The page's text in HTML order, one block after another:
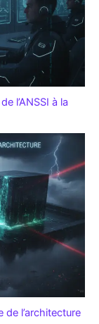
l’ANSSI à la
de l’architecture